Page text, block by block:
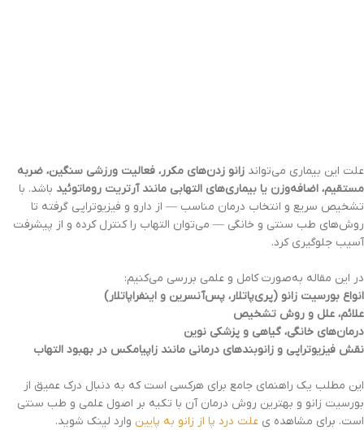
علت این بیماری می‌تواند زانو زدن‌های مکرر، فعالیت ورزشی سنگین، ضربه
مستقیم، اضافه‌وزن یا بیماری‌های التهابی مانند آرتریت روماتوئید باشد. با
تشخیص سریع و انتخاب درمان مناسب — از دارو و فیزیوتراپی گرفته تا
روش‌های طب سنتی و خانگی — می‌توان التهاب را کنترل کرده و از پیشرفت
آسیب جلوگیری کرد.
در این مقاله به‌صورت کامل و علمی بررسی می‌کنیم:
انواع بورسیت زانو (پری‌پاتلار، پس‌آنسرین و اینفراپاتلار)
علائم، علل و روش تشخیص
درمان‌های خانگی، گیاهی و پزشکی نوین
نقش فیزیوتراپی و زانوبندهای درمانی مانند زاپیامکس در بهبود التهاب
این مطلب یک راهنمای جامع برای هرکسی است که به دنبال درک عمیق از
بورسیت زانو و بهترین روش درمان آن با تکیه بر اصول علمی و طب سنتی
است. برای مشاهده ی علت درد پا از زانو به پایین وارد لینک شوید.